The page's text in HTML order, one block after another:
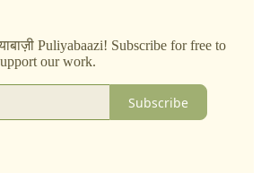
Puliyabaazi! Subscribe for free to
our work.
Subscribe